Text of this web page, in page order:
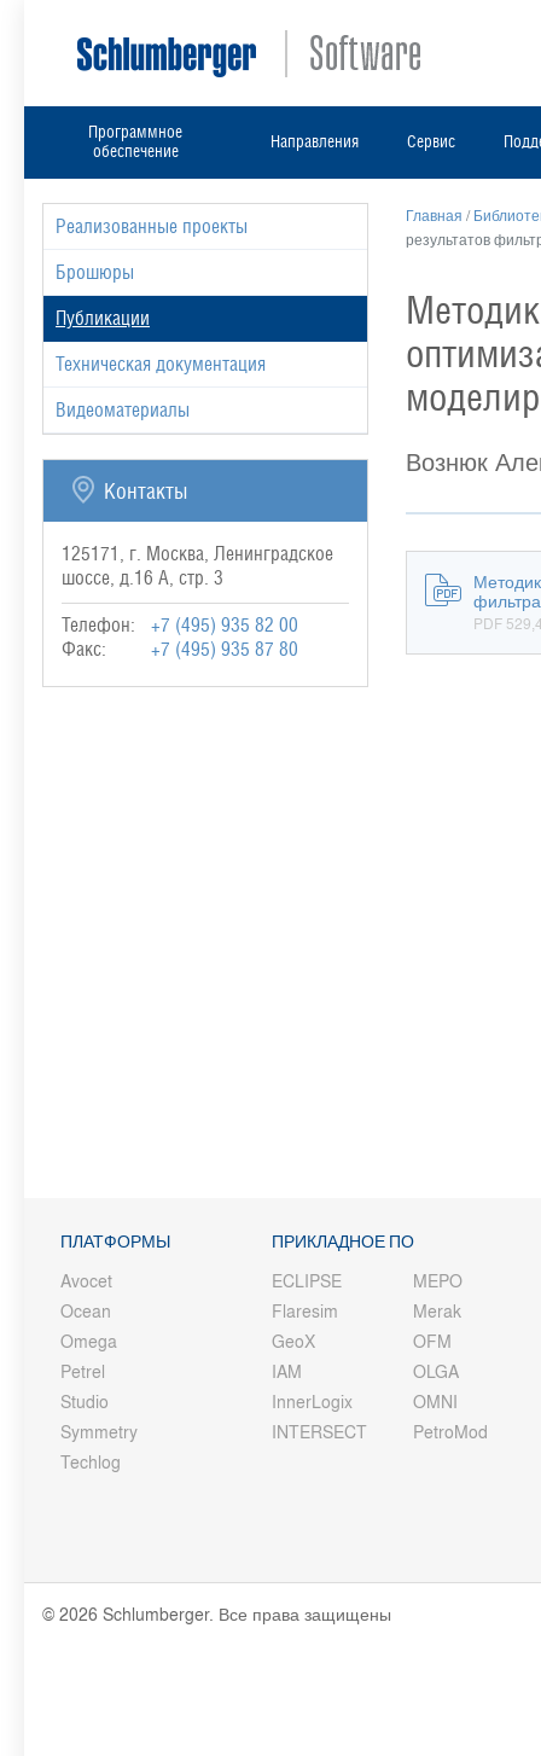
Программное
обеспечение
Направления Сервис
Реализованные проекты
Брошюры
Публикации
Техническая документация
Видеоматериалы
Контакты
125171, г. Москва, Ленинградское
шоссе, д.16 А, стр. 3
Телефон:
+7 (495) 935 82 00
Факс:
+7 (495) 935 87 80
Главная /
результатов
Вознюк
PDF
ПЛАТФОРМЫ
Avocet
Ocean
Omega
Petrel
Studio
Symmetry
Techlog
ПРИКЛАДНОЕ ПО
ECLIPSE
Flaresim
GeoX
IAM
InnerLogix
INTERSECT
MEPO
Merak
OFM
OLGA
OMNI
PetroMod
© 2026 Schlumberger. Все права защищены